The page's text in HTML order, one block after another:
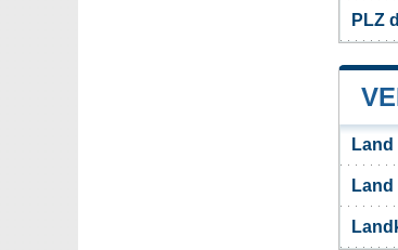
PLZ
Land
Land